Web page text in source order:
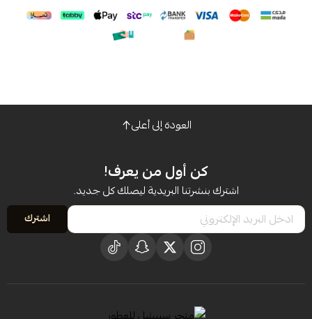
العودة إلى أعلى
كن أول من يعرف!
اشترك بنشرتنا البريدية ليصلك كل جديد.
اشترك